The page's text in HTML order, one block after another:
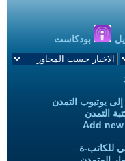
بودكاست
يوتيوب التمدن
التمدن
Add
للكاتب-ة